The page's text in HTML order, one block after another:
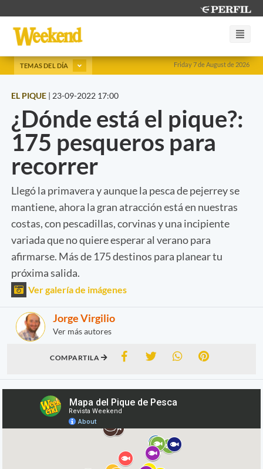
Friday 7 de August de 2026
TEMAS DEL DÍA
EL PIQUE | 23-09-2022 17:00
¿Dónde está el pique?:
175 pesqueros para
recorrer
Llegó la primavera y aunque la pesca de pejerrey se
mantiene, ahora la gran atracción está en nuestras
costas, con pescadillas, corvinas y una incipiente
variada que no quiere esperar al verano para
afirmarse. Más de 175 destinos para planear tu
próxima salida.
Ver galería de imágenes
Jorge Virgilio
Ver más autores
COMPARTILA